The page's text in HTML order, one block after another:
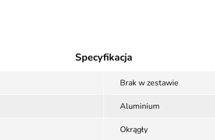
Specyfikacja
Brak w zestawie
Aluminium
Okrągły